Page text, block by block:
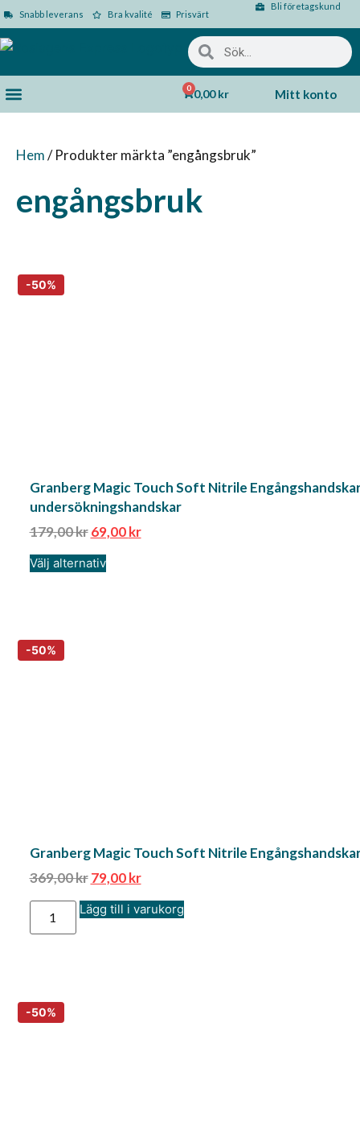
Snabb leverans Bra kvalité Prisvärt
Bli företagskund
0,00kr
0 Mitt konto
Hem/ Produkter märkta ”engångsbruk”
engångsbruk
Granberg Magic Touch Soft Nitrile
undersökningshandskar
179,00kr 69,00kr
Välj alternativ
Granberg Magic Touch Soft Nitrile
369,00kr 79,00kr
Lägg till i varukorg